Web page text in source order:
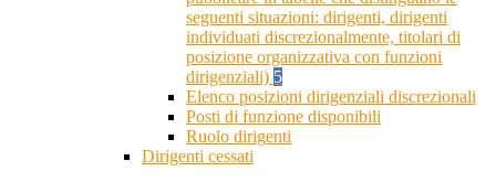
seguenti situazioni: dirigenti, dirigenti
individuati discrezionalmente, titolari di
posizione organizzativa con funzioni
dirigenziali) 5
Elenco posizioni dirigenziali discrezionali
Posti di funzione disponibili
Ruolo dirigenti
Dirigenti cessati